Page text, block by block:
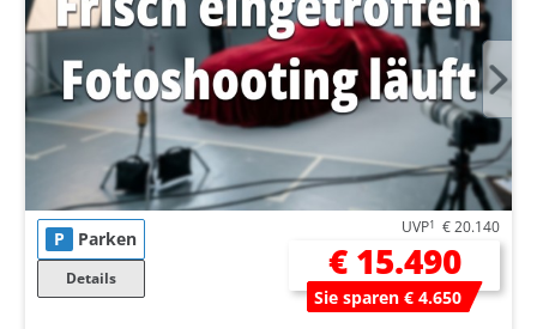
P Parken
Details
UVP1 € 20.140
€ 15.490
Sie sparen € 4.650